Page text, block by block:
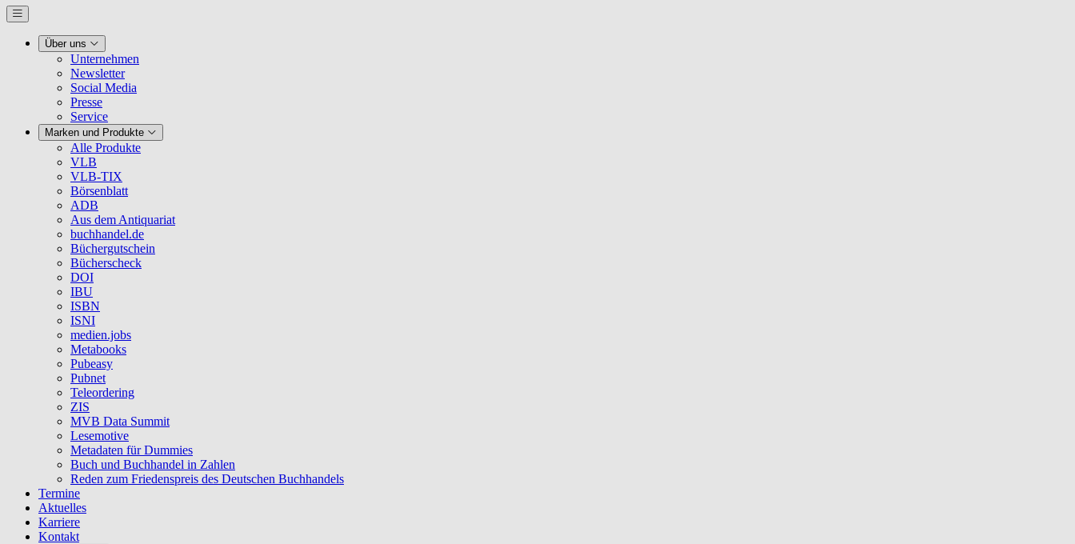
Über uns
Unternehmen
Newsletter
Social Media
Presse
Service
Marken und Produkte
Alle Produkte
VLB
VLB-TIX
Börsenblatt
ADB
Aus dem Antiquariat
buchhandel.de
Büchergutschein
Bücherscheck
DOI
IBU
ISBN
ISNI
medien.jobs
Metabooks
Pubeasy
Pubnet
Teleordering
ZIS
MVB Data Summit
Lesemotive
Metadaten für Dummies
Buch und Buchhandel in Zahlen
Reden zum Friedenspreis des Deutschen Buchhandels
Termine
Aktuelles
Karriere
Kontakt